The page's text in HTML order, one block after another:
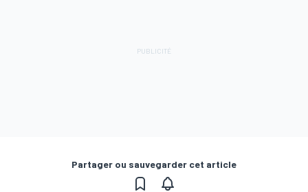
Partager ou sauvegarder cet article